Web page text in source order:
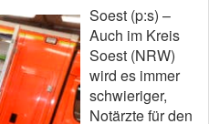
Soest (p:s) –
Auch im Kreis
Soest (NRW)
wird es immer
schwieriger,
Notärzte für den